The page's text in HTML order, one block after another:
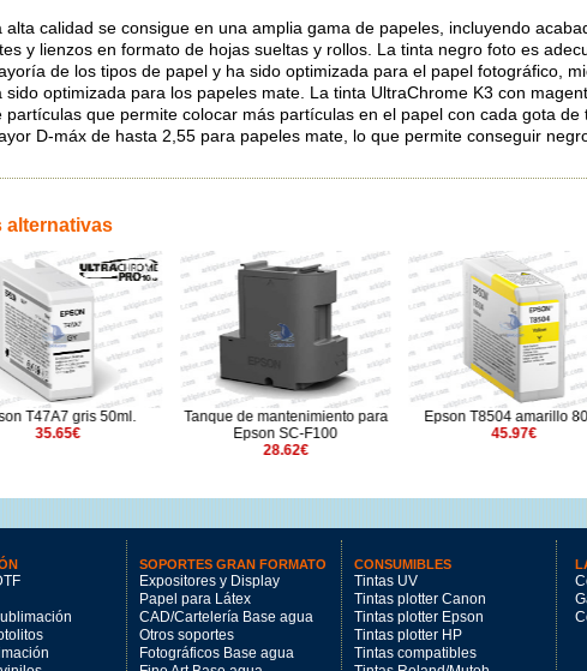
alta calidad se consigue en una amplia gama de papeles, incluyendo
y lienzos en formato de hojas sueltas y rollos. La tinta negro foto es
de los tipos de papel y ha sido optimizada para el papel fotográfico,
sido optimizada para los papeles mate. La tinta UltraChrome K3 con
partículas que permite colocar más partículas en el papel con cada gota de
D-máx de hasta 2,55 para papeles mate, lo que permite conseguir
alternativas
T47A7 gris 50ml.
35.65€
Tanque de mantenimiento para
Epson SC-F100
28.62€
Epson T8504 amarillo
45.97€
SOPORTES GRAN FORMATO
Expositores y Display
Papel para Látex
CAD/Cartelería Base agua
Otros soportes
Fotográficos Base agua
CONSUMIBLES
Tintas UV
Tintas plotter Canon
Tintas plotter Epson
Tintas plotter HP
Tintas compatibles